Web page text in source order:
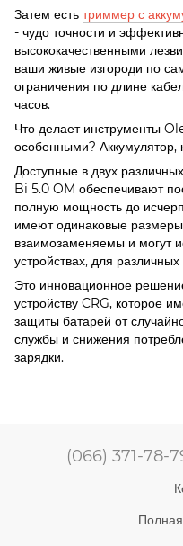
Затем есть триммер с
- чудо точности и
высококачественными
ваши живые изгороди по
ограничения по длине
часов.
Что делает инструменты
особенными? Аккумулятор,
Доступные в двух
Bi 5.0 OM обеспечивают
полную мощность до
имеют одинаковые
взаимозаменяемы и могут
устройствах, для различных
Это инновационное
устройству CRG, которое
защиты батарей от
службы и снижения
зарядки.
(066) 371-78-